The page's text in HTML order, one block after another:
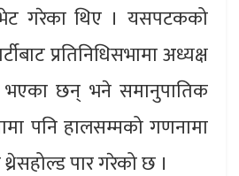
गरेका थिए । यसपटकको
प्रतिनिधिसभामा अध्यक्ष
भएका छन् भने समानुपातिक
पनि हालसम्मको गणनामा
पार गरेको छ ।